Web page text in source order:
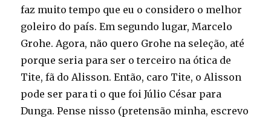
faz muito tempo que eu o considero o melhor
goleiro do país. Em segundo lugar, Marcelo
Grohe. Agora, não quero Grohe na seleção, até
porque seria para ser o terceiro na ótica de
Tite, fã do Alisson. Então, caro Tite, o Alisson
pode ser para ti o que foi Júlio César para
Dunga. Pense nisso (pretensão minha, escrevo